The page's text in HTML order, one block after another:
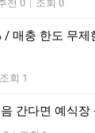
천 0 | 조회 0
/ 매충 한도 무
조회 1
간다면 예식